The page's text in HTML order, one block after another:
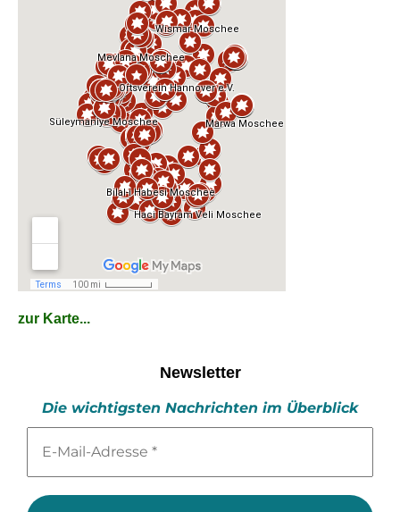
zur Karte...
Newsletter
Die wichtigsten Nachrichten im Überblick
Mail-
*